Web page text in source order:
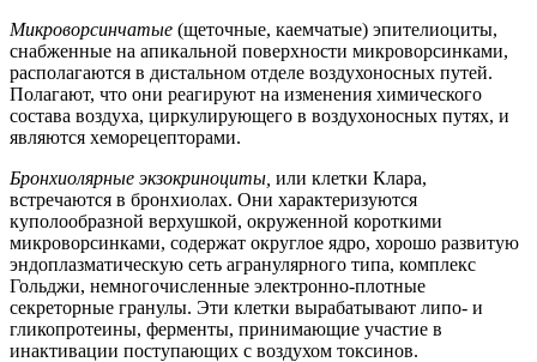
Микроворсинчатые (щеточные, каемчатые) эпителиоциты,
снабженные на апикальной поверхности микроворсинками,
располагаются в дистальном отделе воздухоносных путей.
Полагают, что они реагируют на изменения химического
состава воздуха, циркулирующего в воздухоносных путях, и
являются хеморецепторами.
Бронхиолярные экзокриноциты, или клетки Клара,
встречаются в бронхиолах. Они характеризуются
куполообразной верхушкой, окруженной короткими
микроворсинками, содержат округлое ядро, хорошо развитую
эндоплазматическую сеть агранулярного типа, комплекс
Гольджи, немногочисленные электронно-плотные
секреторные гранулы. Эти клетки вырабатывают липо- и
гликопротеины, ферменты, принимающие участие в
инактивации поступающих с воздухом токсинов.